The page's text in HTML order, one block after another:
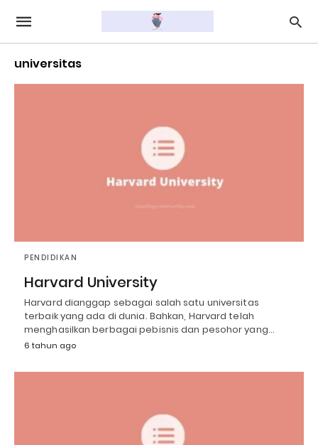
universitas
PENDIDIKAN
Harvard University
Harvard dianggap sebagai salah satu universitas
terbaik yang ada di dunia. Bahkan, Harvard telah
menghasilkan berbagai pebisnis dan pesohor yang…
6 tahun ago